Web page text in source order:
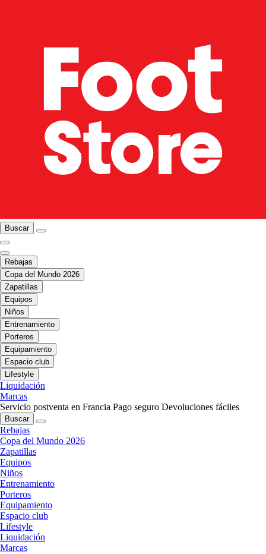
Buscar
Rebajas
Copa del Mundo 2026
Zapatillas
Equipos
Niños
Entrenamiento
Porteros
Equipamiento
Espacio club
Lifestyle
Liquidación
Marcas
Servicio postventa en Francia Pago seguro Devoluciones fáciles
Buscar
Rebajas
Copa del Mundo 2026
Zapatillas
Equipos
Niños
Entrenamiento
Porteros
Equipamiento
Espacio club
Lifestyle
Liquidación
Marcas